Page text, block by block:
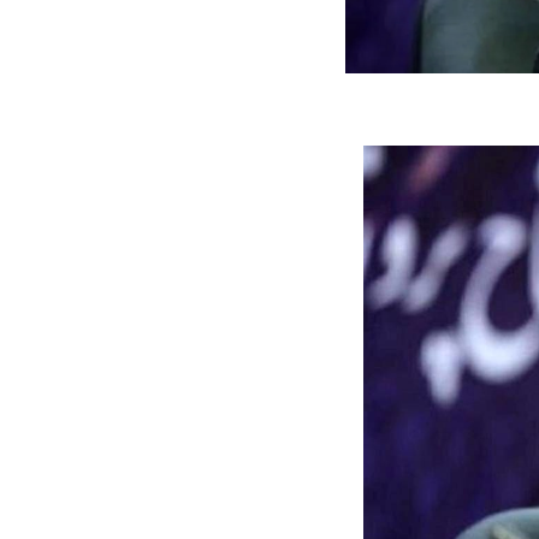
سریع‌تر، پنهان‌کارتر و
ایرانی | پهپاد انتحاری
هواپیمای مرموز E-11A BACN چیست؟